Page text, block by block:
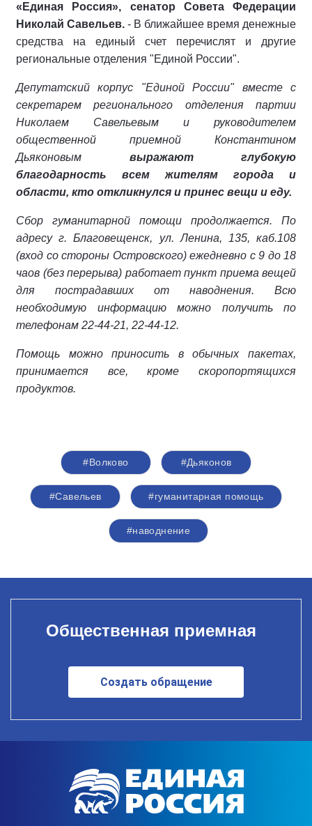
«Единая Россия», сенатор Совета Федерации
Николай Савельев. - В ближайшее время денежные
средства на единый счет перечислят и другие
региональные отделения "Единой России".
Депутатский корпус "Единой России" вместе с
секретарем регионального отделения партии
Николаем Савельевым и руководителем
общественной приемной Константином
Дьяконовым выражают глубокую
благодарность всем жителям города и
области, кто откликнулся и принес вещи и еду.
Сбор гуманитарной помощи продолжается. По
адресу г. Благовещенск, ул. Ленина, 135, каб.108
(вход со стороны Островского) ежедневно с 9 до 18
чаов (без перерыва) работает пункт приема вещей
для пострадавших от наводнения. Всю
необходимую информацию можно получить по
телефонам 22-44-21, 22-44-12.
Помощь можно приносить в обычных пакетах,
принимается все, кроме скоропортящихся
продуктов.
#Волково #Дьяконов
#Савельев #гуманитарная помощь
#наводнение
Общественная приемная
Создать обращение